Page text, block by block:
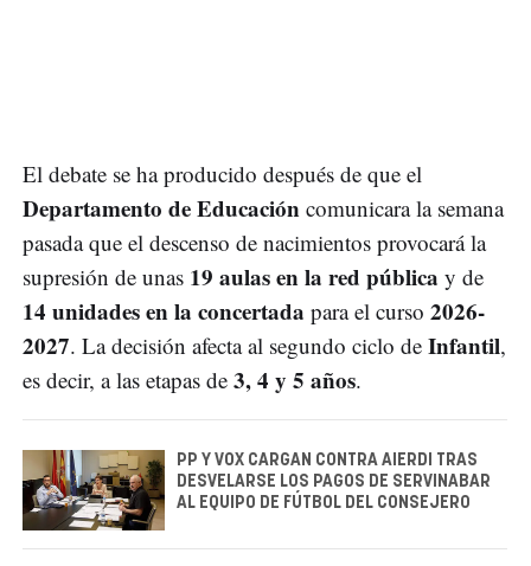
El debate se ha producido después de que el
Departamento de Educación comunicara la semana
pasada que el descenso de nacimientos provocará la
supresión de unas 19 aulas en la red pública y de
14 unidades en la concertada para el curso 2026-
2027. La decisión afecta al segundo ciclo de Infantil,
es decir, a las etapas de 3, 4 y 5 años.
PP Y VOX CARGAN CONTRA AIERDI TRAS
DESVELARSE LOS PAGOS DE SERVINABAR
AL EQUIPO DE FÚTBOL DEL CONSEJERO